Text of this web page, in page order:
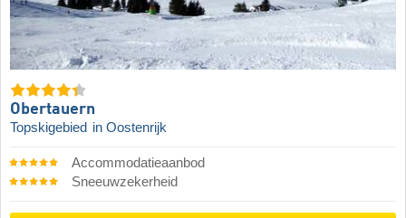
Obertauern
Topskigebied in Oostenrijk
Accommodatieaanbod
Sneeuwzekerheid